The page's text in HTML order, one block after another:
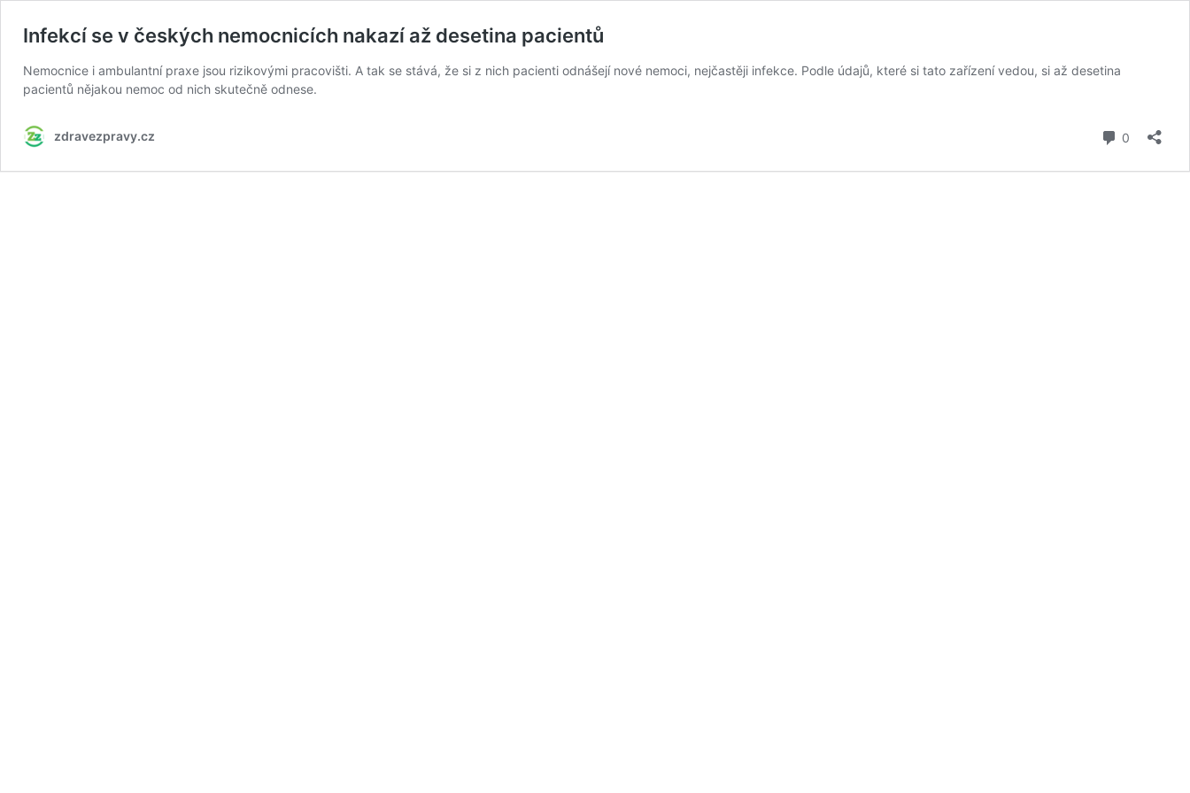
Infekcí se v českých nemocnicích nakazí až desetina pacientů
Nemocnice i ambulantní praxe jsou rizikovými pracovišti. A tak se stává, že si z nich pacienti odnášejí nové nemoci, nejčastěji infekce. Podle údajů, které si tato zařízení vedou, si až desetina
pacientů nějakou nemoc od nich skutečně odnese.
zdravezpravy.cz 0 komentářů